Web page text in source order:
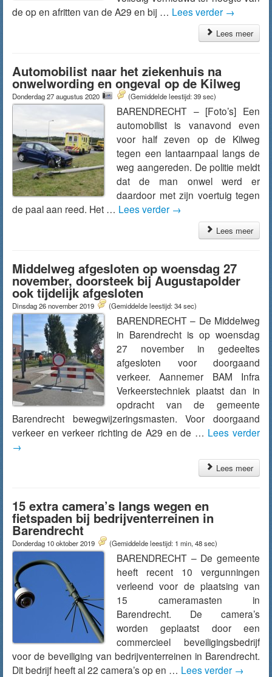
de op en afritten van de A29 en bij … Lees verder →
Lees meer
Automobilist naar het ziekenhuis na
onwelwording en ongeval op de Kilweg
Donderdag 27 augustus 2020 (Gemiddelde leestijd: 39 sec)
BARENDRECHT – [Foto’s] Een
automobilist is vanavond even
voor half zeven op de Kilweg
tegen een lantaarnpaal langs de
weg aangereden. De politie meldt
dat de man onwel werd er
daardoor met zijn voertuig tegen
de paal aan reed. Het … Lees verder →
Lees meer
Middelweg afgesloten op woensdag 27
november, doorsteek bij Augustapolder
ook tijdelijk afgesloten
Dinsdag 26 november 2019 (Gemiddelde leestijd: 34 sec)
BARENDRECHT – De Middelweg
in Barendrecht is op woensdag
27 november in gedeeltes
afgesloten voor doorgaand
verkeer. Aannemer BAM Infra
Verkeerstechniek plaatst dan in
opdracht van de gemeente
Barendrecht bewegwijzeringsmasten. Voor doorgaand
verkeer en verkeer richting de A29 en de … Lees verder
→
Lees meer
15 extra camera’s langs wegen en
fietspaden bij bedrijventerreinen in
Barendrecht
Donderdag 10 oktober 2019 (Gemiddelde leestijd: 1 min, 48 sec)
BARENDRECHT – De gemeente
heeft recent 10 vergunningen
verleend voor de plaatsing van
15 cameramasten in
Barendrecht. De camera’s
worden geplaatst door een
commercieel beveiligingsbedrijf
voor de beveiliging van bedrijventerreinen in Barendrecht.
Dit bedrijf heeft al 22 camera’s op en … Lees verder →